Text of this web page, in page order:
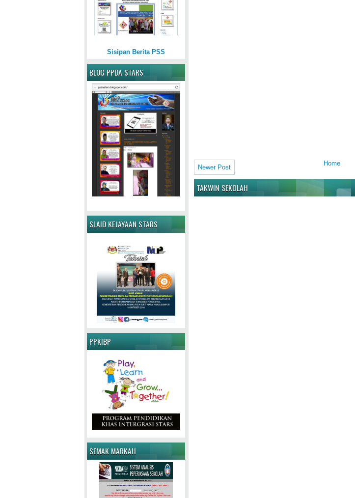
Newer Post
Home
TAKWIN SEKOLAH
Sisipan Berita PSS
BLOG PPDA STARS
SLAID KEJAYAAN STARS
PPKIBP
SEMAK MARKAH